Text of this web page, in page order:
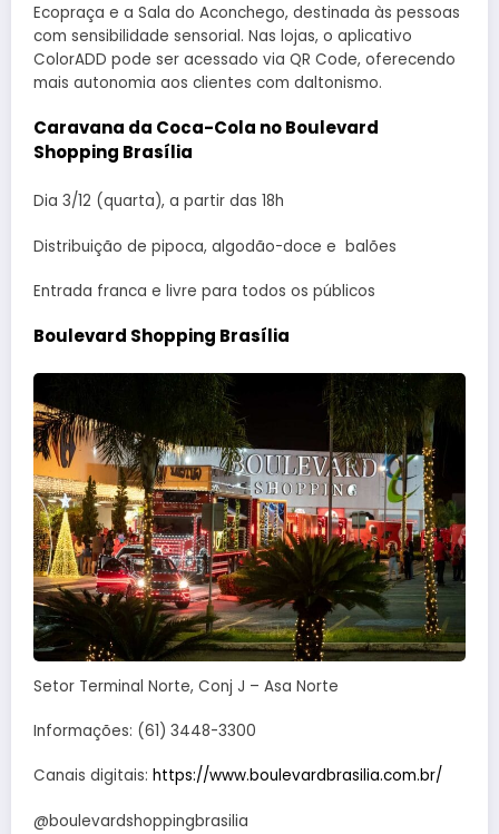
Ecopraça e a Sala do Aconchego, destinada às pessoas
com sensibilidade sensorial. Nas lojas, o aplicativo
ColorADD pode ser acessado via QR Code, oferecendo
mais autonomia aos clientes com daltonismo.
Caravana da Coca-Cola no Boulevard
Shopping Brasília
Dia 3/12 (quarta), a partir das 18h
Distribuição de pipoca, algodão-doce e balões
Entrada franca e livre para todos os públicos
Boulevard Shopping Brasília
Setor Terminal Norte, Conj J – Asa Norte
Informações: (61) 3448-3300
Canais digitais: https://www.boulevardbrasilia.com.br/
@boulevardshoppingbrasilia